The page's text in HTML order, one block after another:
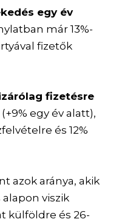
egy év
már 13%-
fizetők
fizetésre
(+9% egy év alatt),
és 12%
azok aránya, akik
viszik
külföldre és 26-